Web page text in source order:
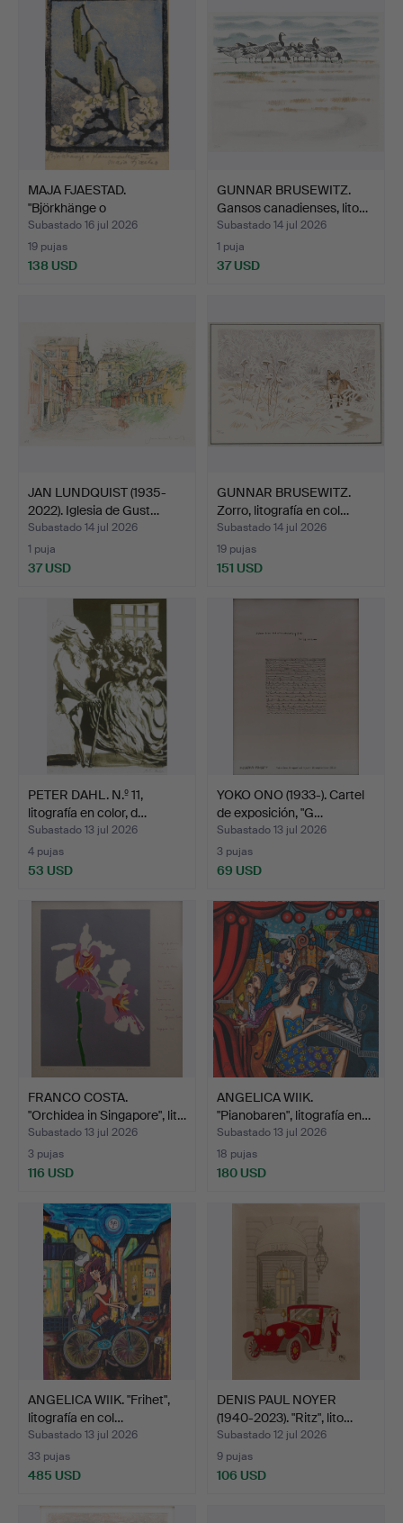
MAJA FJAESTAD.
"Björkhänge o
plommonkoja",…
Subastado 16 jul 2026
19 pujas
138 USD
GUNNAR BRUSEWITZ.
Gansos canadienses, lito…
Subastado 14 jul 2026
1 puja
37 USD
JAN LUNDQUIST (1935-
2022). Iglesia de Gust…
Subastado 14 jul 2026
1 puja
37 USD
GUNNAR BRUSEWITZ.
Zorro, litografía en col…
Subastado 14 jul 2026
19 pujas
151 USD
PETER DAHL. N.º 11,
litografía en color, d…
Subastado 13 jul 2026
4 pujas
53 USD
YOKO ONO (1933-). Cartel
de exposición, "G…
Subastado 13 jul 2026
3 pujas
69 USD
FRANCO COSTA.
"Orchidea in Singapore", lit…
Subastado 13 jul 2026
3 pujas
116 USD
ANGELICA WIIK.
"Pianobaren", litografía en…
Subastado 13 jul 2026
18 pujas
180 USD
ANGELICA WIIK. "Frihet",
litografía en col…
Subastado 13 jul 2026
33 pujas
485 USD
DENIS PAUL NOYER
(1940-2023). "Ritz", lito…
Subastado 12 jul 2026
9 pujas
106 USD